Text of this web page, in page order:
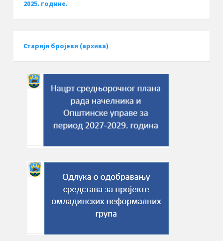
2025. године.
Старији бројеви (архива)